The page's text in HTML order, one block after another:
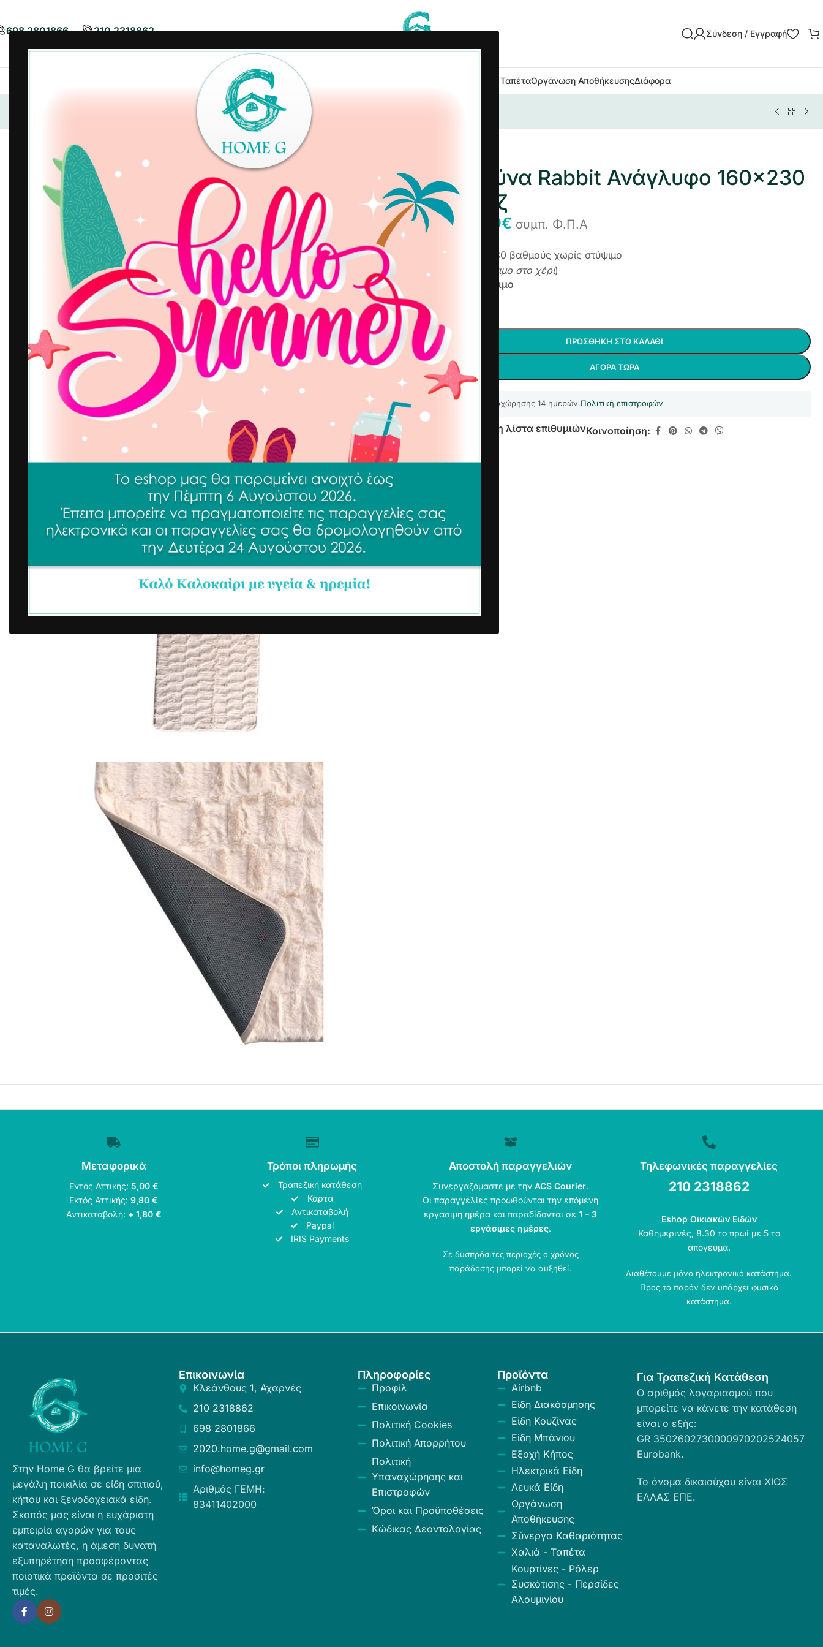
698 2801866 210 2318862 Σύνδεση / Εγγραφή
Είδη ΔιακόσμησηςΕίδη Κουζίνας Χαλιά – ΤαπέταΟργάνωση ΑποθήκευσηςΔιάφορα
Χαλάκια Γούνινα/ Χαλί Γούνα Rabbit Ανάγλυφο 160×230 cm Μπεζ
Χαλί Γούνα Rabbit Ανάγλυφο 160×230
cm Μπεζ
53,15€ 51,29€ συμπ. Φ.Π.Α
Πλένεται στους 30 βαθμούς χωρίς στύψιμο
συνιστάται πλύσιμο στο χέρι)
Άμεσα διαθέσιμο
ΠΡΟΣΘΉΚΗ ΣΤΟ ΚΑΛΆΘΙ
ΑΓΟΡΆ ΤΏΡΑ
Δικαίωμα υπαναχώρησης 14 ημερών.Πολιτική επιστροφών
Προσθήκη στη λίστα επιθυμιώνΚοινοποίηση:
Μεταφορικά
Εντός Αττικής: 5,00 €
Εκτός Αττικής:9,80 €
Αντικαταβολή: + 1,80 €
Τρόποι πληρωμής
Τραπεζική κατάθεση
Κάρτα
Αντικαταβολή
Paypal
IRIS Payments
Αποστολή παραγγελιών
Συνεργαζόμαστε με τηνACS Courier.
Οι παραγγελίες προωθούνται την επόμενη
εργάσιμη ημέρα και παραδίδονται σε1 – 3
εργάσιμες ημέρες.
Σε δυσπρόσιτες περιοχές ο χρόνος
παράδοσης μπορεί να αυξηθεί.
Τηλεφωνικές παραγγελίες
210 2318862
Eshop Οικιακών Ειδών
Καθημερινές, 8.30 το πρωί με 5 το
απόγευμα.
Διαθέτουμε μόνο ηλεκτρονικό κατάστημα.
Προς το παρόν δεν υπάρχει φυσικό
κατάστημα.
Στην Home G θα βρείτε μια
μεγάλη ποικιλία σε είδη σπιτιού,
κήπου και ξενοδοχειακά είδη.
Σκοπός μας είναι η ευχάριστη
εμπειρία αγορών για τους
καταναλωτές, η άμεση δυνατή
εξυπηρέτηση προσφέροντας
ποιοτικά προϊόντα σε προσιτές
τιμές.
Επικοινωνία
Κλεάνθους 1, Αχαρνές
210 2318862
698 2801866
2020.home.g@gmail.com
info@homeg.gr
Αριθμός ΓΕΜΗ:
83411402000
Πληροφορίες
Προφίλ
Επικοινωνία
Πολιτική Cookies
Πολιτική Απορρήτου
Πολιτική
Υπαναχώρησης και
Επιστροφών
Όροι και Προϋποθέσεις
Κώδικας Δεοντολογίας
Προϊόντα
Airbnb
Είδη Διακόσμησης
Είδη Κουζίνας
Είδη Μπάνιου
Εξοχή Κήπος
Ηλεκτρικά Είδη
Λευκά Είδη
Οργάνωση
Αποθήκευσης
Σύνεργα Καθαριότητας
Χαλιά - Ταπέτα
Κουρτίνες - Ρόλερ
Συσκότισης - Περσίδες
Αλουμινίου
Για Τραπεζική Κατάθεση
Ο αριθμός λογαριασμού που
μπορείτε να κάνετε την κατάθεση
είναι ο εξής:
GR 3502602730000970202524057
Eurobank.
Το όνομα δικαιούχου είναι ΧΙΟΣ
ΕΛΛΑΣ ΕΠΕ.